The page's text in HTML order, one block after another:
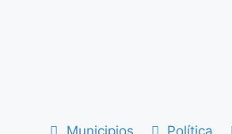
Municipios Política